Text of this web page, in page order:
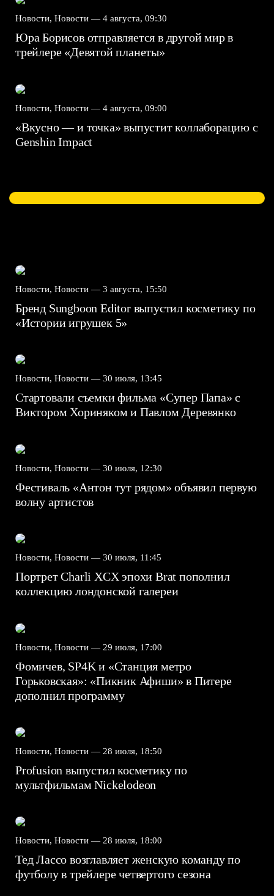
Новости, Новости — 4 августа, 09:30
Юра Борисов отправляется в другой мир в
трейлере «Девятой планеты»
Новости, Новости — 4 августа, 09:00
«Вкусно — и точка» выпустит коллаборацию с
Genshin Impact⁠⁠
Новости, Новости — 3 августа, 15:50
Бренд Sungboon Editor выпустил косметику по
«Истории игрушек 5»
Новости, Новости — 30 июля, 13:45
Стартовали съемки фильма «Супер Папа» с
Виктором Хориняком и Павлом Деревянко
Новости, Новости — 30 июля, 12:30
Фестиваль «Антон тут рядом» объявил первую
волну артистов
Новости, Новости — 30 июля, 11:45
Портрет Charli XCX эпохи Brat пополнил
коллекцию лондонской галереи
Новости, Новости — 29 июля, 17:00
Фомичев, SP4K и «Станция метро
Горьковская»: «Пикник Афиши» в Питере
дополнил программу
Новости, Новости — 28 июля, 18:50
Profusion выпустил косметику по
мультфильмам Nickelodeon
Новости, Новости — 28 июля, 18:00
Тед Лассо возглавляет женскую команду по
футболу в трейлере четвертого сезона